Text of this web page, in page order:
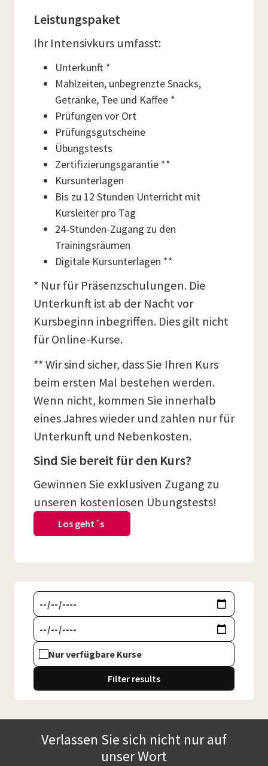
Leistungspaket
Ihr Intensivkurs umfasst:
Unterkunft *
Mahlzeiten, unbegrenzte Snacks,
Getränke, Tee und Kaffee *
Prüfungen vor Ort
Prüfungsgutscheine
Übungstests
Zertifizierungsgarantie **
Kursunterlagen
Bis zu 12 Stunden Unterricht mit
Kursleiter pro Tag
24-Stunden-Zugang zu den
Trainingsräumen
Digitale Kursunterlagen **
* Nur für Präsenzschulungen. Die
Unterkunft ist ab der Nacht vor
Kursbeginn inbegriffen. Dies gilt nicht
für Online-Kurse.
** Wir sind sicher, dass Sie Ihren Kurs
beim ersten Mal bestehen werden.
Wenn nicht, kommen Sie innerhalb
eines Jahres wieder und zahlen nur für
Unterkunft und Nebenkosten.
Sind Sie bereit für den Kurs?
Gewinnen Sie exklusiven Zugang zu
unseren kostenlosen Übungstests!
Los geht´s
Nur verfügbare Kurse
Filter results
Verlassen Sie sich nicht nur auf
unser Wort